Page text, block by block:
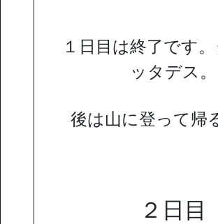
１日目は終了です
ッタデス。
後は山に登って帰
２日目